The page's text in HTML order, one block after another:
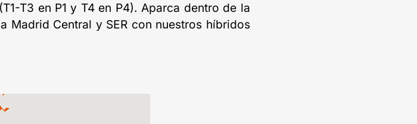
T3 en P1 y T4 en P4). Aparca dentro de la
Madrid Central y SER con nuestros híbridos